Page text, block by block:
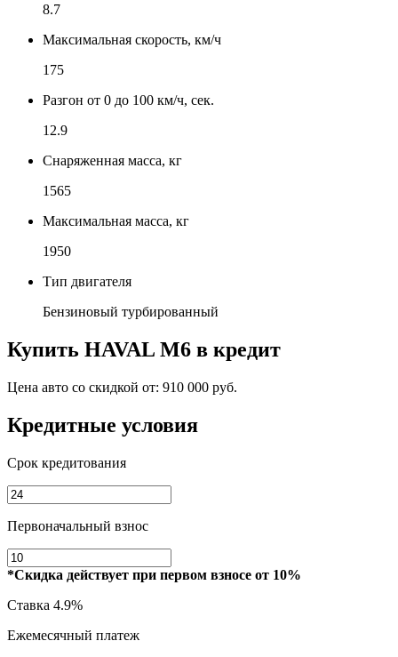
8.7
Максимальная скорость, км/ч
175
Разгон от 0 до 100 км/ч, сек.
12.9
Снаряженная масса, кг
1565
Максимальная масса, кг
1950
Тип двигателя
Бензиновый турбированный
Купить HAVAL M6 в кредит
Цена авто со скидкой от: 910 000 руб.
Кредитные условия
Срок кредитования
Первоначальный взнос
*Скидка действует при первом взносе от 10%
Ставка 4.9%
Ежемесячный платеж